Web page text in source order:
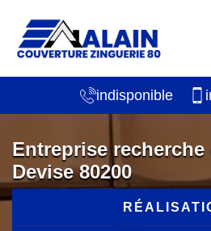
indisponible
Entreprise
Devise 80200